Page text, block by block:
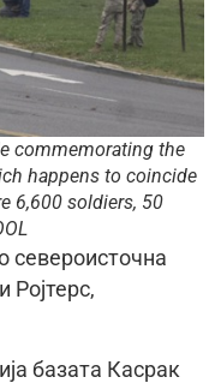
commemorating the
happens to coincide
6,600 soldiers, 50
североисточна
Ројтерс,
базата Касрак